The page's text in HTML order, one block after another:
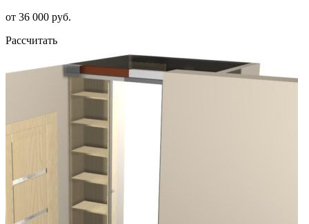
от 36 000 руб.
Рассчитать